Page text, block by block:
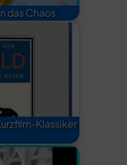
das Chaos
Klassiker